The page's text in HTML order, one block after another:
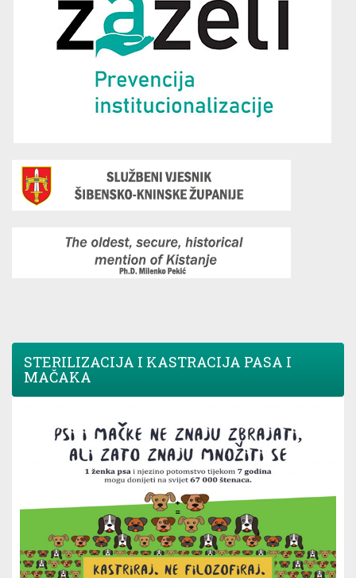
STERILIZACIJA I KASTRACIJA PASA I
MAČAKA